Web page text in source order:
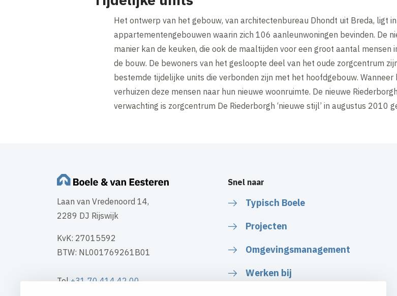
Het ontwerp van het gebouw, van architectenbureau Dhondt uit Breda, ligt
appartementengebouwen waarin zich 106 aanleunwoningen bevinden. De
manier kan de keuken, die ook de maaltijden voor een groot aantal mensen
de bouw. De bewoners van het gesloopte deel van het oude zorgcentrum
bestemde tijdelijke units die verbonden zijn met het hoofdgebouw.
verhuizen deze mensen naar hun nieuwe woonruimte. De nieuwe
verwachting is zorgcentrum De Riederborgh ‘nieuwe stijl’ in augustus 2010
Laan van Vredenoord 14,
2289 DJ Rijswijk
KvK: 27015592
BTW: NL001769261B01
Tel+31 70 414 42 00
Snel naar
Typisch Boele
Projecten
Omgevingsmanagement
Werken bij